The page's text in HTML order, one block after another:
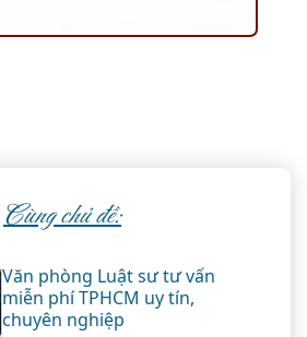
Cùng chủ đề:
Văn phòng Luật sư tư vấn
miễn phí TPHCM uy tín,
chuyên nghiệp